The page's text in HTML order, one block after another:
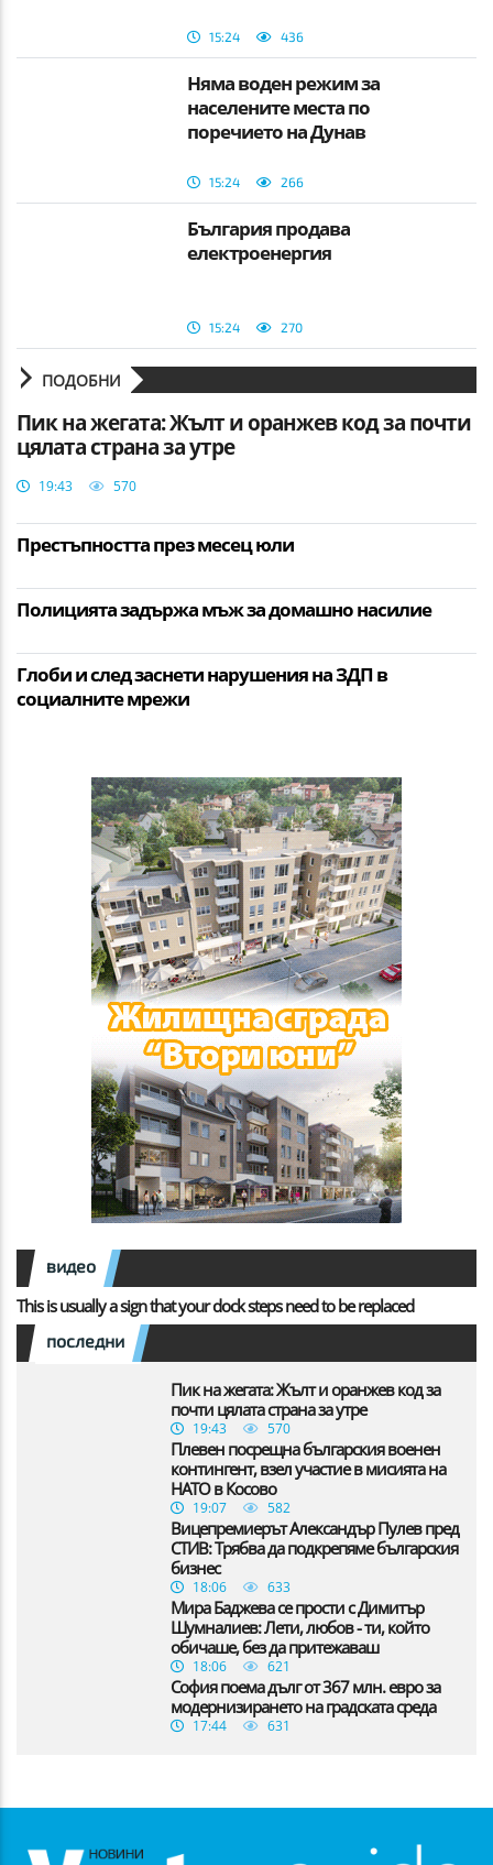
15:24 436
Няма воден режим за
населените места по
поречието на Дунав
15:24 266
България продава
електроенергия
15:24 270
ПОДОБНИ
Пик на жегата: Жълт и оранжев код за почти
цялата страна за утре
19:43 570
Престъпността през месец юли
Полицията задържа мъж за домашно насилие
Глоби и след заснети нарушения на ЗДП в
социалните мрежи
видео
This is usually a sign that your dock steps need to be replaced
последни
Пик на жегата: Жълт и оранжев код за
почти цялата страна за утре
19:43 570
Плевен посрещна българския военен
контингент, взел участие в мисията на
НАТО в Косово
19:07 582
Вицепремиерът Александър Пулев пред
СТИВ: Трябва да подкрепяме българския
бизнес
18:06 633
Мира Баджева се прости с Димитър
Шумналиев: Лети, любов - ти, който
обичаше, без да притежаваш
18:06 621
София поема дълг от 367 млн. евро за
модернизирането на градската среда
17:44 631